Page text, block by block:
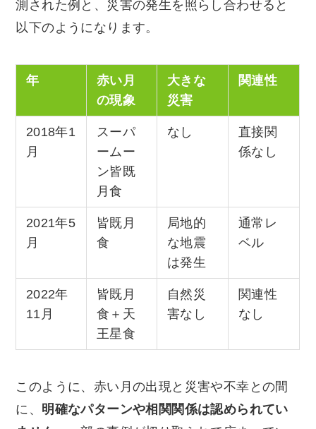
測された例と、災害の発生を照らし合わせると
以下のようになります。
年
赤い月
の現象
大きな
災害
関連性
2018年1
月
スーパ
ームー
ン皆既
月食
なし
直接関
係なし
2021年5
月
皆既月
食
局地的
な地震
は発生
通常レ
ベル
2022年
11月
皆既月
食＋天
王星食
自然災
害なし
関連性
なし
このように、赤い月の出現と災害や不幸との間
に、 明確なパターンや相関関係は認められてい